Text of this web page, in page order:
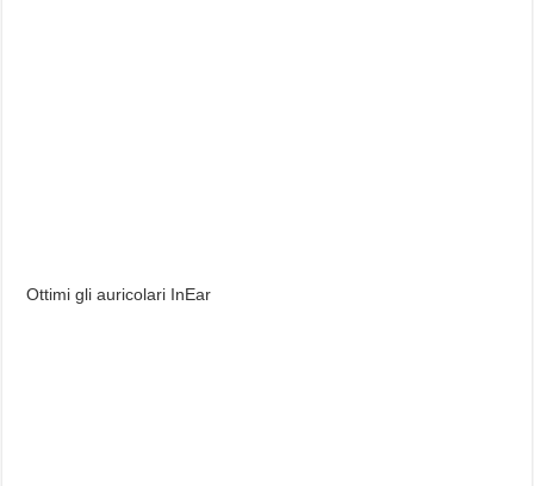
Ottimi gli auricolari InEar